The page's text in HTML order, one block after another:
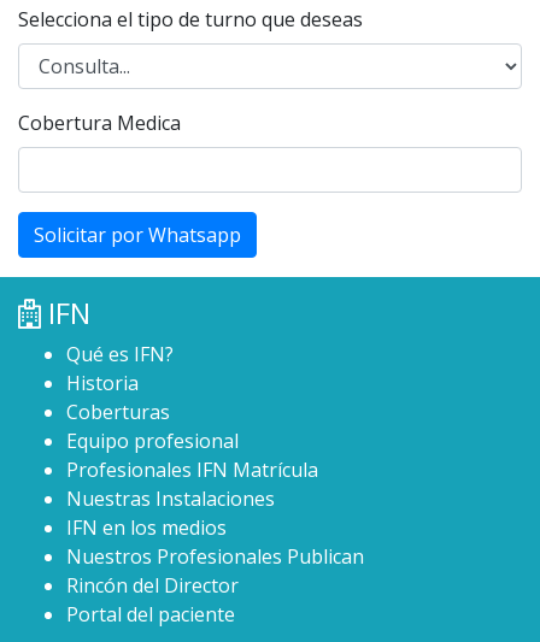
Selecciona el tipo de turno que deseas
Cobertura Medica
Solicitar por Whatsapp
IFN
Qué es IFN?
Historia
Coberturas
Equipo profesional
Profesionales IFN Matrícula
Nuestras Instalaciones
IFN en los medios
Nuestros Profesionales Publican
Rincón del Director
Portal del paciente